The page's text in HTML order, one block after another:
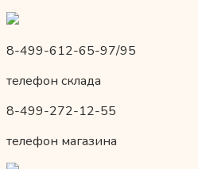
8-499-612-65-97/95
телефон склада
8-499-272-12-55
телефон магазина